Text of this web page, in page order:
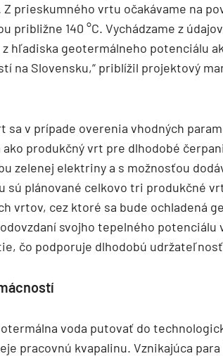
prieskumného vrtu očakávame na
približne 140 °C. Vychádzame z
hľadiska geotermálneho potenciálu
na Slovensku,“ priblížil projektový
sa v prípade overenia vhodných
produkčný vrt pre dlhodobé
zelenej elektriny a s možnosťou
sú plánované celkovo tri produkčné
vrtov, cez ktoré sa bude ochladená
svojho tepelného potenciálu
čo podporuje dlhodobú
voda putovať do
pracovnú kvapalinu. Vznikajúca